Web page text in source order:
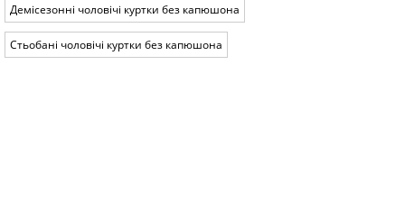
Демісезонні чоловічі куртки без капюшона
Стьобані чоловічі куртки без капюшона